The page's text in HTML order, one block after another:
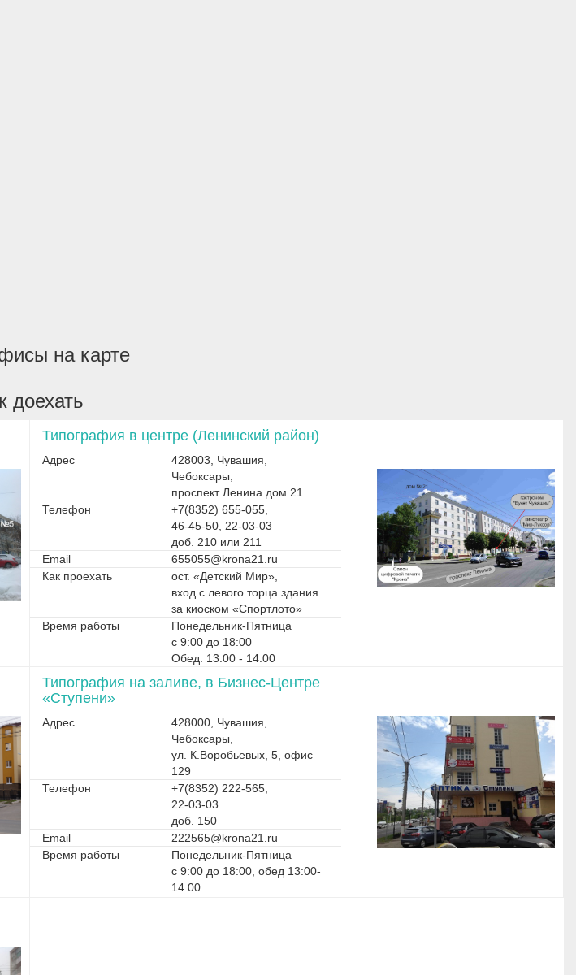
на карте
доехать
Типография в центре (Ленинский район)
Адрес
428003, Чувашия,
Чебоксары,
проспект Ленина дом 21
Телефон
+7(8352) 655-055,
46-45-50, 22-03-03
доб. 210 или 211
Email
655055@krona21.ru
Как проехать
ост. «Детский Мир»,
вход с левого торца здания
за киоском «Спортлото»
Время работы
Понедельник-Пятница
с 9:00 до 18:00
Обед: 13:00 - 14:00
Типография на заливе, в Бизнес-Центре
«Ступени»
Адрес
428000, Чувашия,
Чебоксары,
ул. К.Воробьевых, 5, офис
129
Телефон
+7(8352) 222-565,
22-03-03
доб. 150
Email
222565@krona21.ru
Время работы
Понедельник-Пятница
с 9:00 до 18:00, обед 13:00-
14:00